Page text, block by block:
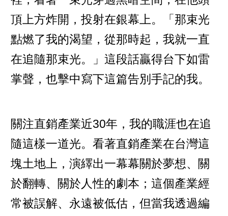
頂上方炸開，投射在銀幕上。「那束光
點燃了我的渴望，從那時起，我就一直
在追隨那束光。」這段話贏得台下如雷
掌聲，也擊中寫下這篇告別手記的我。
關注直銷產業近30年，我的職涯也在追
隨這樣一道光。看著直銷產業在台灣這
塊土地上，演繹出一幕幕關於夢想、關
於翻轉、關於人性的劇本；這個產業經
常被誤解、永遠被低估，但當我透過編